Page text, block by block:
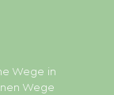
Wege in
Wege